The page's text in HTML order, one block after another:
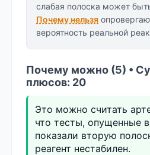
слабая полоска может
Почему нельзя
вероятность реальной
Почему можно (5) •
плюсов: 20
Это можно считать
что тесты, опущенные
показали вторую
реагент нестабилен.